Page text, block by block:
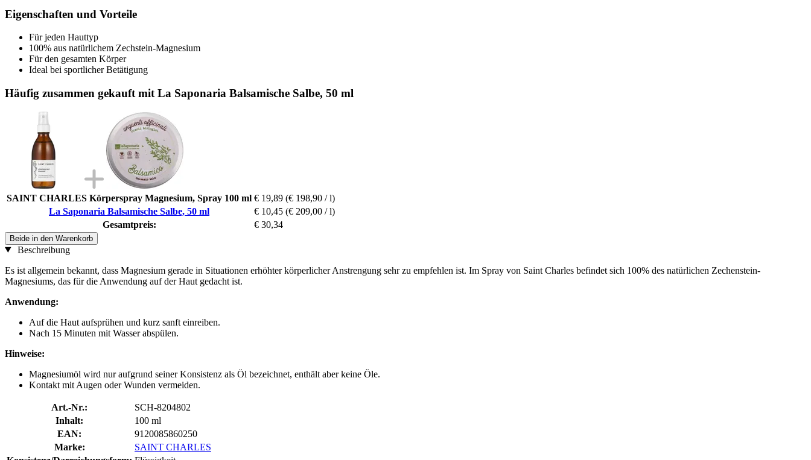
Eigenschaften und Vorteile
Für jeden Hauttyp
100% aus natürlichem Zechstein-Magnesium
Für den gesamten Körper
Ideal bei sportlicher Betätigung
Häufig zusammen gekauft mit La Saponaria Balsamische Salbe, 50 ml
SAINT CHARLES Körperspray Magnesium, Spray 100 ml € 19,89 (€ 198,90 / l)
La Saponaria Balsamische Salbe, 50 ml
€ 10,45 (€ 209,00 / l)
Gesamtpreis:
€ 30,34
Beide in den Warenkorb
Beschreibung
Es ist allgemein bekannt, dass Magnesium gerade in Situationen erhöhter körperlicher Anstrengung sehr zu empfehlen ist. Im Spray von Saint Charles befindet sich 100% des natürlichen Zechenstein-
Magnesiums, das für die Anwendung auf der Haut gedacht ist.
Anwendung:
Auf die Haut aufsprühen und kurz sanft einreiben.
Nach 15 Minuten mit Wasser abspülen.
Hinweise:
Magnesiumöl wird nur aufgrund seiner Konsistenz als Öl bezeichnet, enthält aber keine Öle.
Kontakt mit Augen oder Wunden vermeiden.
Art.-Nr.:
SCH-8204802
Inhalt:
100 ml
EAN:
9120085860250
Marke:
SAINT CHARLES